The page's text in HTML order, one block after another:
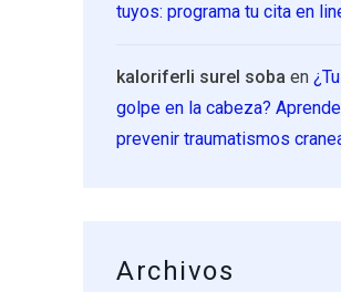
tuyos: programa tu cita en
kaloriferli surel soba en
golpe en la cabeza?
prevenir traumatismos
Archivos